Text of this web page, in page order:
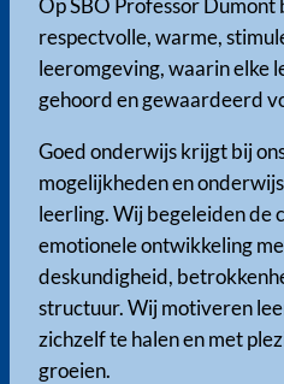
Op SBO Professor Dumont
respectvolle, warme,
leeromgeving, waarin elke
gehoord en gewaardeerd
Goed onderwijs krijgt bij
mogelijkheden en
leerling. Wij begeleiden de
emotionele ontwikkeling
deskundigheid,
structuur. Wij motiveren
zichzelf te halen en met